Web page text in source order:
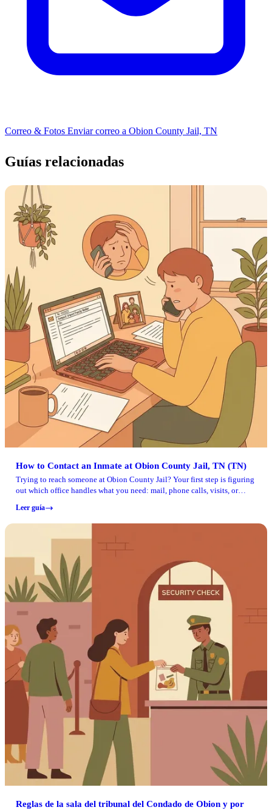
Correo & Fotos Enviar correo a Obion County Jail, TN
Guías relacionadas
How to Contact an Inmate at Obion County Jail, TN (TN)
Trying to reach someone at Obion County Jail? Your first step is figuring
out which office handles what you need: mail, phone calls, visits, or
mainly on Obion County Trustee payment options (primarily for tax
payments), so use it as a starting point and verify inmate-specific rules
Leer guía
Reglas de la sala del tribunal del Condado de Obion y por